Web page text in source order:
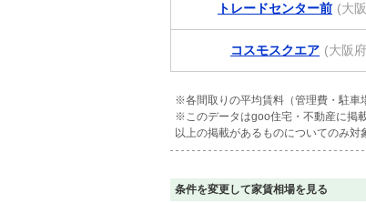
トレードセンター前 (大
コスモスクエア (大阪
※各間取りの平均賃料（管理費・駐車
※このデータはgoo住宅・不動産に掲
以上の掲載があるものについてのみ対
条件を変更して家賃相場を見る